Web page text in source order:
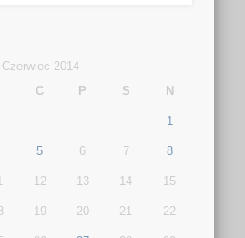
Czerwiec 2014
C P S N
1
5 6 7 8
12 13 14 15
19 20 21 22